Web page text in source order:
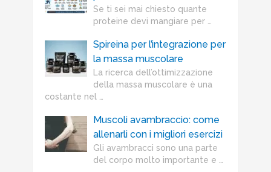
Se ti sei mai chiesto quante
proteine devi mangiare per …
Spireina per l’integrazione per
la massa muscolare
La ricerca dell’ottimizzazione
della massa muscolare è una
costante nel …
Muscoli avambraccio: come
allenarli con i migliori esercizi
Gli avambracci sono una parte
del corpo molto importante e …